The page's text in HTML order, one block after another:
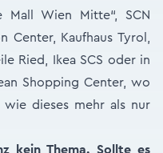
Wien Mitte“, SCN
Kaufhaus Tyrol,
Ried, Ikea SCS oder in
Shopping Center, wo
dieses mehr als nur
kein Thema. Sollte es